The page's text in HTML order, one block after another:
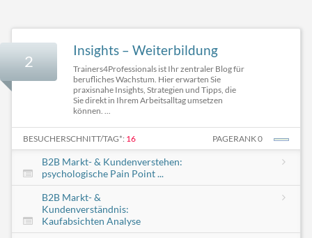
2
Insights – Weiterbildung
Trainers4Professionals ist Ihr zentraler Blog für
berufliches Wachstum. Hier erwarten Sie
praxisnahe Insights, Strategien und Tipps, die
Sie direkt in Ihrem Arbeitsalltag umsetzen
können. ...
BESUCHERSCHNITT/TAG*: 16 PAGERANK 0
B2B Markt- & Kundenverstehen:
psychologische Pain Point ...
B2B Markt- &
Kundenverständnis:
Kaufabsichten Analyse